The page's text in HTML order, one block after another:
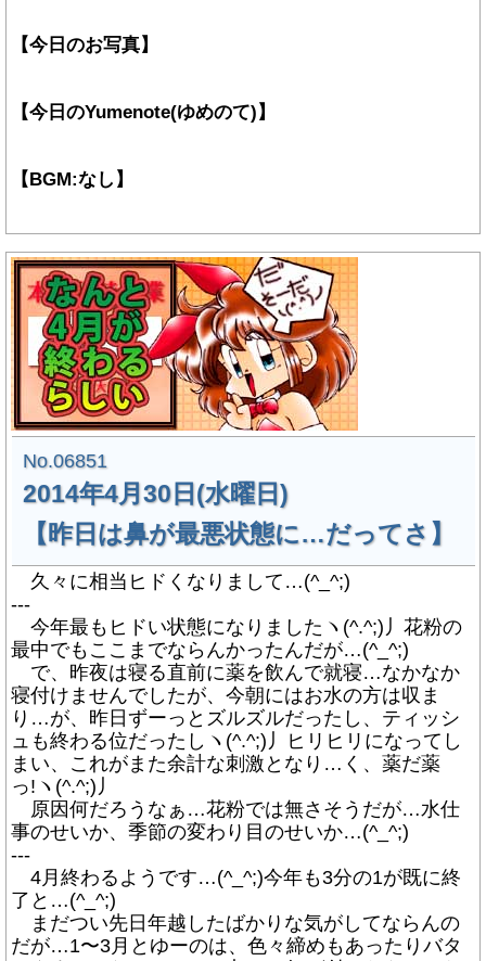
【今日のお写真】
【今日のYumenote(ゆめのて)】
【BGM:なし】
No.06851
2014年4月30日(水曜日)
【昨日は鼻が最悪状態に…だってさ】
久々に相当ヒドくなりまして…(^_^;)
---
今年最もヒドい状態になりましたヽ(^.^;)丿花粉の
最中でもここまでならんかったんだが…(^_^;)
で、昨夜は寝る直前に薬を飲んで就寝…なかなか
寝付けませんでしたが、今朝にはお水の方は収ま
り…が、昨日ずーっとズルズルだったし、ティッシ
ュも終わる位だったしヽ(^.^;)丿ヒリヒリになってし
まい、これがまた余計な刺激となり…く、薬だ薬
っ!ヽ(^.^;)丿
原因何だろうなぁ…花粉では無さそうだが…水仕
事のせいか、季節の変わり目のせいか…(^_^;)
---
4月終わるようです…(^_^;)今年も3分の1が既に終
了と…(^_^;)
まだつい先日年越したばかりな気がしてならんの
だが…1〜3月とゆーのは、色々締めもあったりバタ